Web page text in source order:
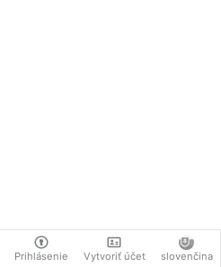
Prihlásenie Vytvoriť účet slovenčina